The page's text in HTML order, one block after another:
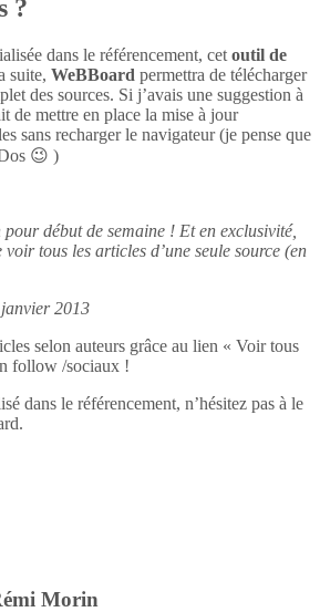
?
dans le référencement, cet outil de
suite, WeBBoard permettra de télécharger
des sources. Si j’avais une suggestion à
de mettre en place la mise à jour
sans recharger le navigateur (je pense que
😉 )
début de semaine ! Et en exclusivité,
tous les articles d’une seule source (en
2013
selon auteurs grâce au lien « Voir tous
follow /sociaux !
dans le référencement, n’hésitez pas à le
Morin